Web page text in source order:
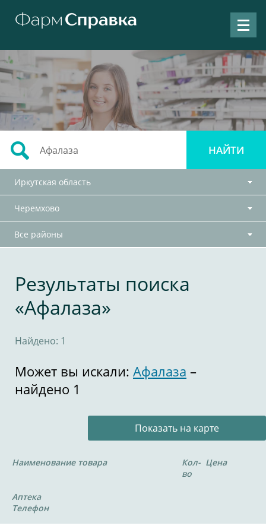
Иркутская область
Черемхово
Все районы
Результаты поиска
«Афалаза»
Найдено: 1
Может вы искали: Афалаза –
найдено 1
Показать на карте
Наименование товара
Кол-
во
Цена
Аптека
Телефон